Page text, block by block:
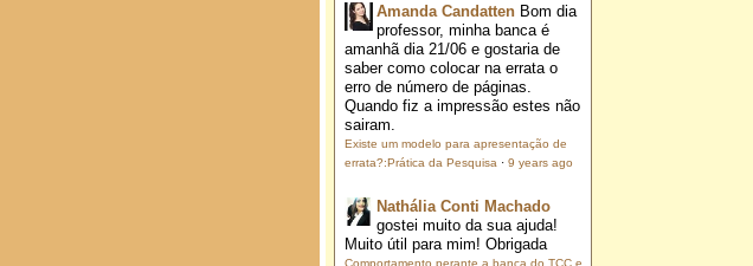
Amanda Candatten Bom dia
professor, minha banca é
amanhã dia 21/06 e gostaria de
saber como colocar na errata o
erro de número de páginas.
Quando fiz a impressão estes não
sairam.
Existe um modelo para apresentação de
errata?:Prática da Pesquisa · 9 years ago
Nathália Conti Machado
gostei muito da sua ajuda!
Muito útil para mim! Obrigada
Comportamento perante a banca do TCC e